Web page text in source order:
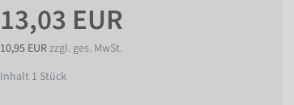
13,03 EUR
10,95 EURzzgl. ges. MwSt.
Inhalt 1 Stück